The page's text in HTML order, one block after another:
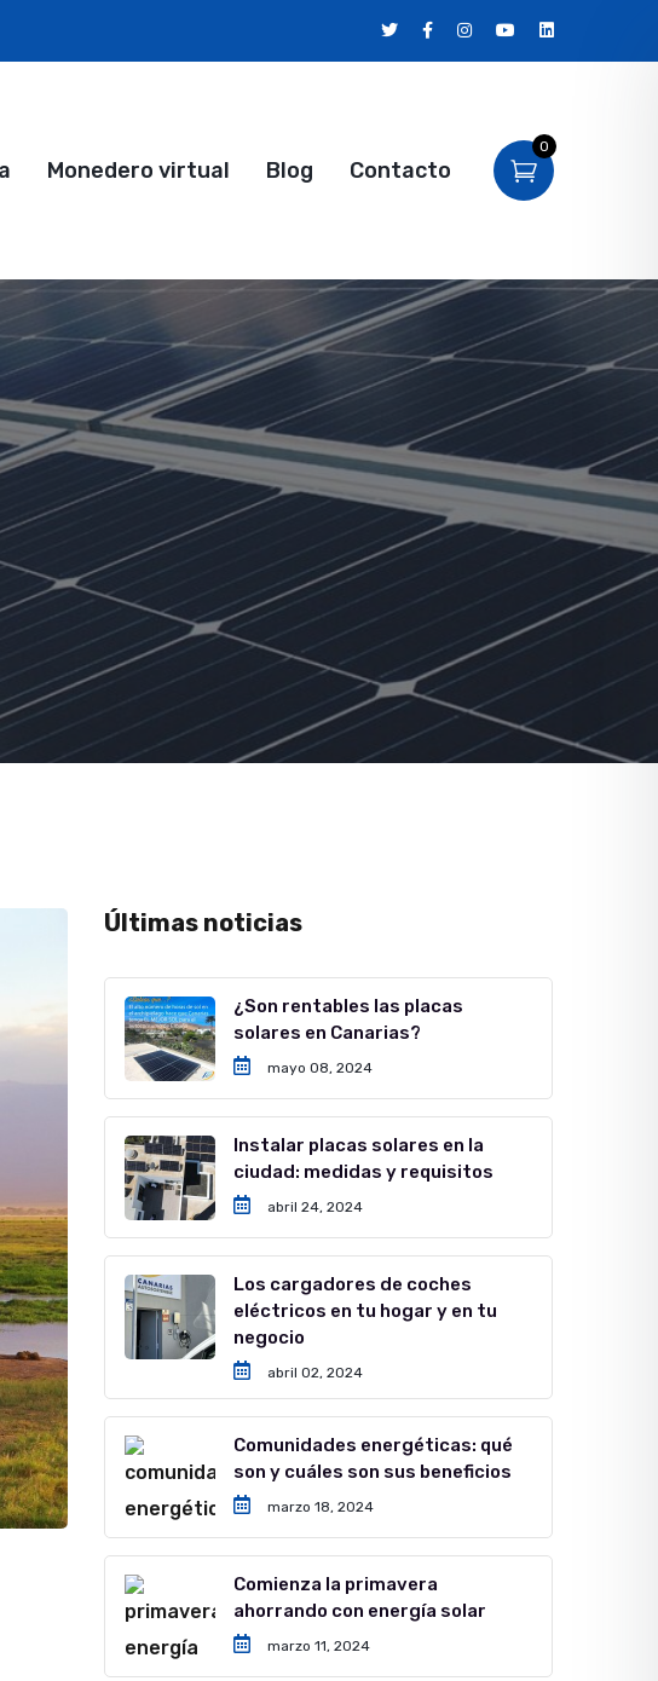
Monedero virtual Blog Contacto
0
Últimas noticias
¿Son rentables las placas
solares en Canarias?
mayo 08, 2024
Instalar placas solares en la
ciudad: medidas y requisitos
abril 24, 2024
Los cargadores de coches
eléctricos en tu hogar y en tu
negocio
abril 02, 2024
Comunidades energéticas: qué
son y cuáles son sus beneficios
marzo 18, 2024
Comienza la primavera
ahorrando con energía solar
marzo 11, 2024